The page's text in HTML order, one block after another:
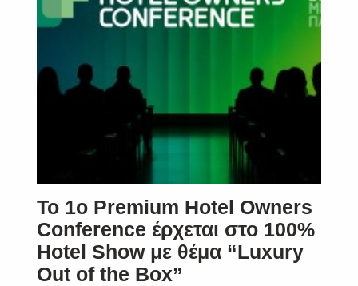
Το 1ο Premium Hotel Owners
Conference έρχεται στο 100%
Hotel Show με θέμα “Luxury
Out of the Box”